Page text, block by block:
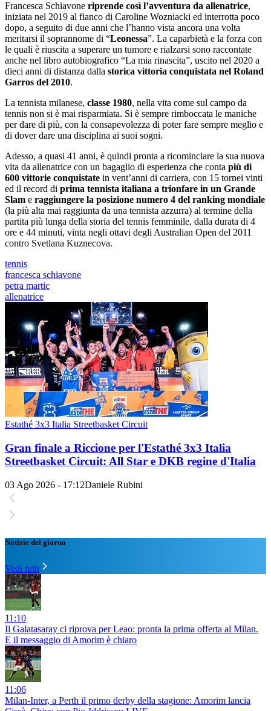
Francesca Schiavone riprende così l’avventura da allenatrice,
iniziata nel 2019 al fianco di Caroline Wozniacki ed interrotta poco
dopo, a seguito di due anni che l’hanno vista ancora una volta
meritarsi il soprannome di “Leonessa”. La caparbietà e la forza con
le quali è riuscita a superare un tumore e rialzarsi sono raccontate
anche nel libro autobiografico “La mia rinascita”, uscito nel 2020 a
dieci anni di distanza dalla storica vittoria conquistata nel Roland
Garros del 2010.
La tennista milanese, classe 1980, nella vita come sul campo da
tennis non si è mai risparmiata. Si è sempre rimboccata le maniche
per dare di più, con la consapevolezza di poter fare sempre meglio e
di dover dare una disciplina ai suoi sogni.
Adesso, a quasi 41 anni, è quindi pronta a ricominciare la sua nuova
vita da allenatrice con un bagaglio di esperienza che conta più di
600 vittorie conquistate in vent’anni di carriera, con 15 tornei vinti
ed il record di prima tennista italiana a trionfare in un Grande
Slam e raggiungere la posizione numero 4 del ranking mondiale
(la più alta mai raggiunta da una tennista azzurra) al termine della
partita più lunga della storia del tennis femminile, dalla durata di 4
ore e 44 minuti, vinta negli ottavi degli Australian Open del 2011
contro Svetlana Kuznecova.
tennis
francesca schiavone
petra martic
allenatrice
Estathé 3x3 Italia Streetbasket Circuit
Gran finale a Riccione per l'Estathé 3x3 Italia
Streetbasket Circuit: All Star e DKB regine d'Italia
03 Ago 2026 - 17:12Daniele Rubini
Notizie del giorno
Vedi tutti
11:10
Il Galatasaray ci riprova per Leao: pronta la prima offerta al Milan.
E il messaggio di Amorim è chiaro
11:06
Milan-Inter, a Perth il primo derby della stagione: Amorim lancia